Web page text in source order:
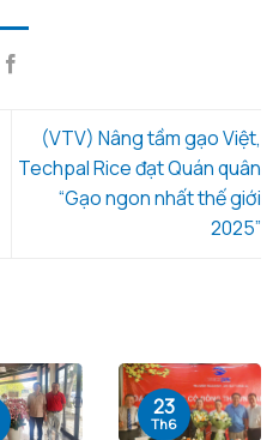
(VTV) Nâng tầm gạo Việt,
Techpal Rice đạt Quán quân
“Gạo ngon nhất thế giới
2025”
23
Th6